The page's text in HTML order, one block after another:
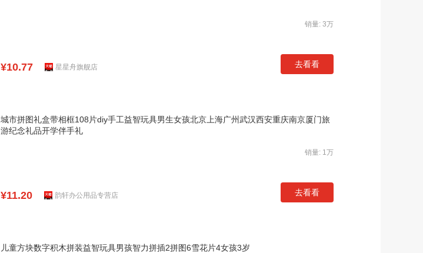
销量: 3万
¥10.77 星星舟旗舰店 去看看
城市拼图礼盒带相框108片diy手工益智玩具男生女孩北京上海广州武汉西安重庆南京厦门旅
游纪念礼品开学伴手礼
销量: 1万
¥11.20 韵轩办公用品专营店 去看看
儿童方块数字积木拼装益智玩具男孩智力拼插2拼图6雪花片4女孩3岁